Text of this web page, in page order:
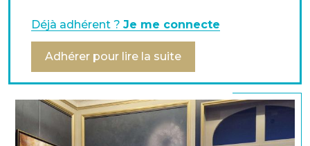
cocktail, permettant à nos adhérents d’échanger sur
leurs propres problématiques autour de ce sujet.
Déjà adhérent ? Je me connecte
Adhérer pour lire la suite